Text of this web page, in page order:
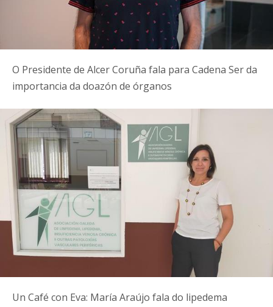
O Presidente de Alcer Coruña fala para Cadena Ser da
importancia da doazón de órganos
Un Café con Eva: María Araújo fala do lipedema